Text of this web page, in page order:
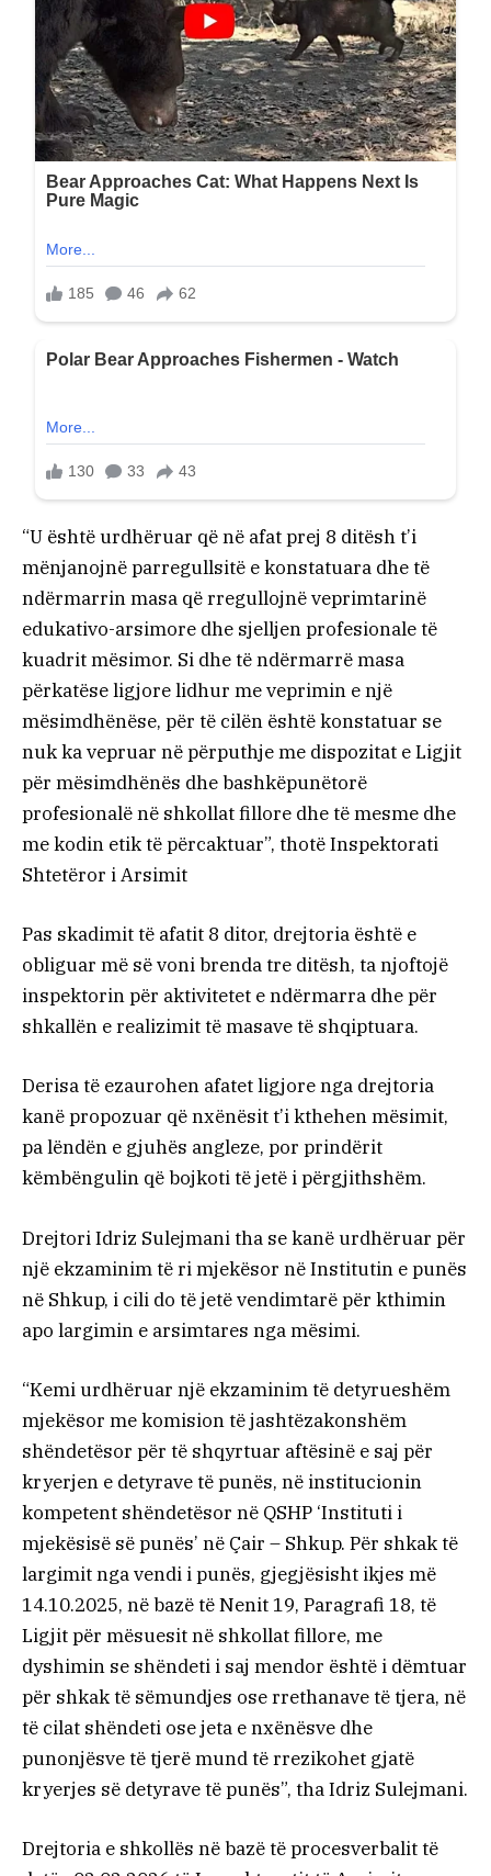
“U është urdhëruar që në afat prej 8 ditësh t’i
mënjanojnë parregullsitë e konstatuara dhe të
ndërmarrin masa që rregullojnë veprimtarinë
edukativo-arsimore dhe sjelljen profesionale të
kuadrit mësimor. Si dhe të ndërmarrë masa
përkatëse ligjore lidhur me veprimin e një
mësimdhënëse, për të cilën është konstatuar se
nuk ka vepruar në përputhje me dispozitat e Ligjit
për mësimdhënës dhe bashkëpunëtorë
profesionalë në shkollat fillore dhe të mesme dhe
me kodin etik të përcaktuar”, thotë Inspektorati
Shtetëror i Arsimit
Pas skadimit të afatit 8 ditor, drejtoria është e
obliguar më së voni brenda tre ditësh, ta njoftojë
inspektorin për aktivitetet e ndërmarra dhe për
shkallën e realizimit të masave të shqiptuara.
Derisa të ezaurohen afatet ligjore nga drejtoria
kanë propozuar që nxënësit t’i kthehen mësimit,
pa lëndën e gjuhës angleze, por prindërit
këmbëngulin që bojkoti të jetë i përgjithshëm.
Drejtori Idriz Sulejmani tha se kanë urdhëruar për
një ekzaminim të ri mjekësor në Institutin e punës
në Shkup, i cili do të jetë vendimtarë për kthimin
apo largimin e arsimtares nga mësimi.
“Kemi urdhëruar një ekzaminim të detyrueshëm
mjekësor me komision të jashtëzakonshëm
shëndetësor për të shqyrtuar aftësinë e saj për
kryerjen e detyrave të punës, në institucionin
kompetent shëndetësor në QSHP ‘Instituti i
mjekësisë së punës’ në Çair – Shkup. Për shkak të
largimit nga vendi i punës, gjegjësisht ikjes më
14.10.2025, në bazë të Nenit 19, Paragrafi 18, të
Ligjit për mësuesit në shkollat fillore, me
dyshimin se shëndeti i saj mendor është i dëmtuar
për shkak të sëmundjes ose rrethanave të tjera, në
të cilat shëndeti ose jeta e nxënësve dhe
punonjësve të tjerë mund të rrezikohet gjatë
kryerjes së detyrave të punës”, tha Idriz Sulejmani.
Drejtoria e shkollës në bazë të procesverbalit të